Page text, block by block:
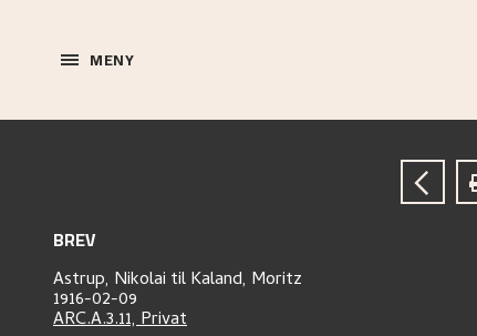
MENY
BREV
Astrup, Nikolai tilKaland, Moritz
1916-02-09
ARC.A.3.11, Privat